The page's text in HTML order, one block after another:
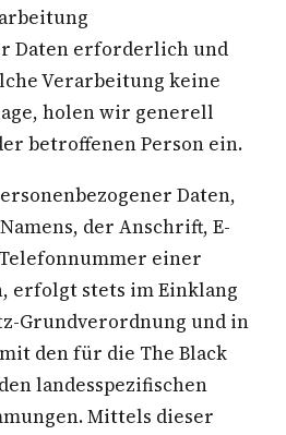
Daten erforderlich und
Verarbeitung keine
holen wir generell
betroffenen Person ein.
Daten,
der Anschrift, E-
einer
erfolgt stets im Einklang
Grundverordnung und in
den für die The Black
landesspezifischen
Mittels dieser